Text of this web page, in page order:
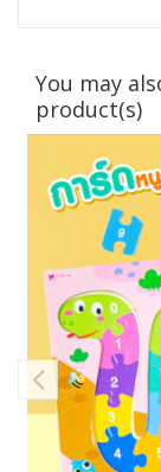
You may
product(s)